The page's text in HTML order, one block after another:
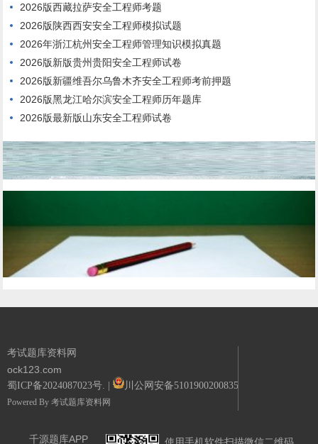
2026版西藏拉萨安全工程师考题
2026版陕西西安安全工程师模拟试题
2026年浙江杭州安全工程师管理知识模拟真题
2026版新版贵州贵阳安全工程师试卷
2026版新疆维吾尔乌鲁木齐安全工程师考前押题
2026版黑龙江哈尔滨安全工程师历年题库
2026版最新版山东安全工程师试卷
考试题库资料网
ock123.com
蜀ICP备2024087023号. 川公网安备51019002008351号.
Powered By 考试题库资料网
千源题库APP